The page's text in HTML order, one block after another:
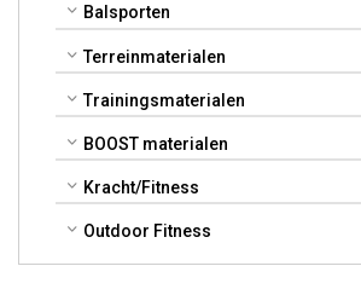
Balsporten
Terreinmaterialen
Trainingsmaterialen
BOOST materialen
Kracht/Fitness
Outdoor Fitness